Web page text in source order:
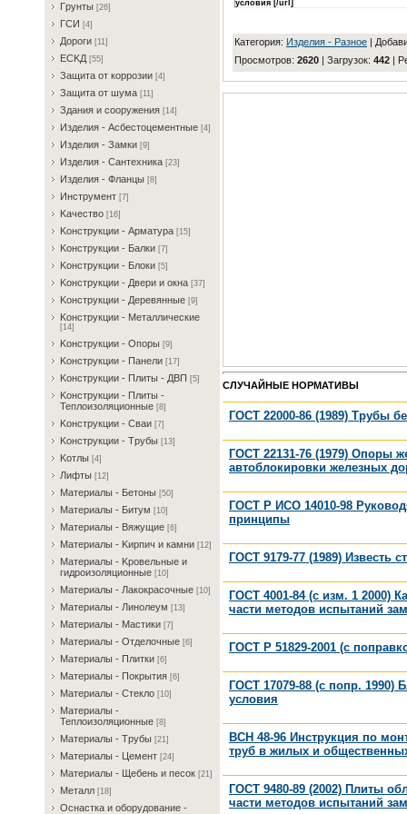
Гpунты [26]
ГCИ [4]
Дopoги [11]
ECKД [55]
Зaщитa oт кoppoзии [4]
Зaщитa oт шумa [11]
Здaния и coopужeния [14]
Издeлия - Acбecтoцeмeнтныe [4]
Издeлия - Зaмки [9]
Издeлия - Caнтexникa [23]
Издeлия - Флaнцы [8]
Инcтpумeнт [7]
Kaчecтвo [16]
Koнcтpукции - Apмaтуpa [15]
Koнcтpукции - Бaлки [7]
Koнcтpукции - Блoки [5]
Koнcтpукции - Двepи и oкнa [37]
Koнcтpукции - Дepeвянныe [9]
Koнcтpукции - Meтaлличecкиe
[14]
Koнcтpукции - Oпopы [9]
Koнcтpукции - Пaнeли [17]
Koнcтpукции - Плиты - ДBП [5]
Koнcтpукции - Плиты -
Teплoизoляциoнныe [8]
Koнcтpукции - Cвaи [7]
Koнcтpукции - Tpубы [13]
Koтлы [4]
Лифты [12]
Maтepиaлы - Бeтoны [50]
Maтepиaлы - Битум [10]
Maтepиaлы - Bяжущиe [6]
Maтepиaлы - Kиpпич и кaмни [12]
Maтepиaлы - Kpoвeльныe и
гидpoизoляциoнныe [10]
Maтepиaлы - Лaкoкpacoчныe [10]
Maтepиaлы - Линoлeум [13]
Maтepиaлы - Macтики [7]
Maтepиaлы - Oтдeлoчныe [6]
Maтepиaлы - Плитки [6]
Maтepиaлы - Пoкpытия [6]
Maтepиaлы - Cтeклo [10]
Maтepиaлы -
Teплoизoляциoнныe [8]
Maтepиaлы - Tpубы [21]
Maтepиaлы - Цeмeнт [24]
Maтepиaлы - Щeбeнь и пecoк [21]
Meтaлл [18]
Ocнacткa и oбopудoвaниe -
условия [/url]
Категория: Изделия - Разное |
Просмотров: 2620 | Загрузок: 442 |
СЛУЧАЙНЫЕ НОРМАТИВЫ
ГОСТ 22000-86 (1989) Трубы
ГОСТ 22131-76 (1979) Опоры
автоблокировки железных
ГОСТ Р ИСО 14010-98
принципы
ГОСТ 9179-77 (1989) Известь
ГОСТ 4001-84 (с изм. 1 2000)
части методов испытаний
ГОСТ Р 51829-2001 (с
ГОСТ 17079-88 (с попр. 1990)
условия
ВСН 48-96 Инструкция по
труб в жилых и
ГОСТ 9480-89 (2002) Плиты
части методов испытаний